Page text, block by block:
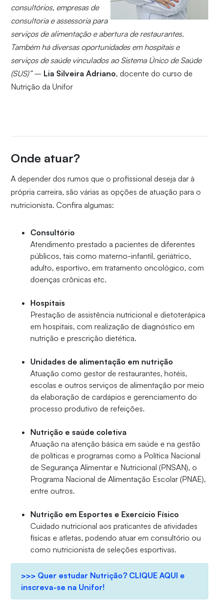
consultórios, empresas de
consultoria e assessoria para
serviços de alimentação e abertura de restaurantes.
Também há diversas oportunidades em hospitais e
serviços de saúde vinculados ao Sistema Único de Saúde
(SUS)”– Lia Silveira Adriano, docente do curso de
Nutrição da Unifor
Onde atuar?
A depender dos rumos que o profissional deseja dar à
própria carreira, são várias as opções de atuação para o
nutricionista. Confira algumas:
Consultório
Atendimento prestado a pacientes de diferentes
públicos, tais como materno-infantil, geriátrico,
adulto, esportivo, em tratamento oncológico, com
doenças crônicas etc.
Hospitais
Prestação de assistência nutricional e dietoterápica
em hospitais, com realização de diagnóstico em
nutrição e prescrição dietética.
Unidades de alimentação em nutrição
Atuação como gestor de restaurantes, hotéis,
escolas e outros serviços de alimentação por meio
da elaboração de cardápios e gerenciamento do
processo produtivo de refeições.
Nutrição e saúde coletiva
Atuação na atenção básica em saúde e na gestão
de políticas e programas como a Política Nacional
de Segurança Alimentar e Nutricional (PNSAN), o
Programa Nacional de Alimentação Escolar (PNAE),
entre outros.
Nutrição em Esportes e Exercício Físico
Cuidado nutricional aos praticantes de atividades
físicas e atletas, podendo atuar em consultório ou
como nutricionista de seleções esportivas.
>>> Quer estudar Nutrição? CLIQUE AQUI e
inscreva-se na Unifor!